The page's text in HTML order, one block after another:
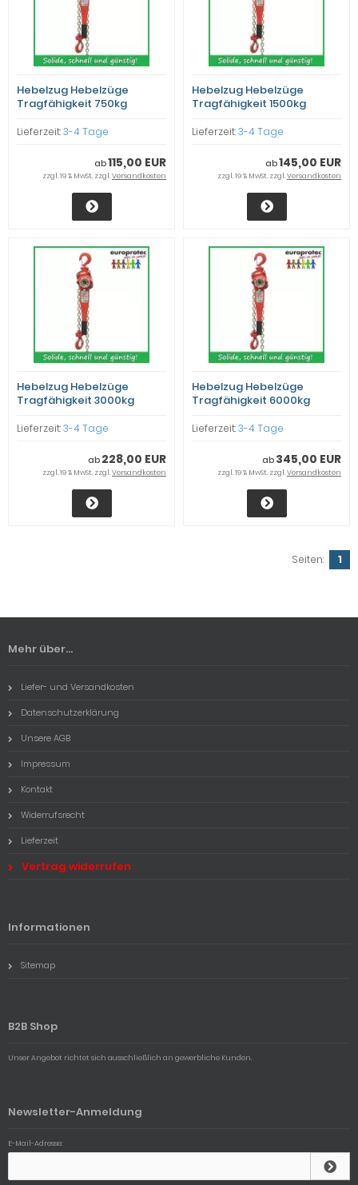
Hebelzug Hebelzüge
Tragfähigkeit 750kg
Lieferzeit:3-4 Tage
ab115,00 EUR
zzgl. 19 % MwSt. zzgl.Versandkosten
Hebelzug Hebelzüge
Tragfähigkeit 1500kg
Lieferzeit:3-4 Tage
ab145,00 EUR
zzgl. 19 % MwSt. zzgl.Versandkosten
Hebelzug Hebelzüge
Tragfähigkeit 3000kg
Lieferzeit:3-4 Tage
ab 228,00 EUR
zzgl. 19 % MwSt. zzgl.Versandkosten
Hebelzug Hebelzüge
Tragfähigkeit 6000kg
Lieferzeit:3-4 Tage
ab 345,00 EUR
zzgl. 19 % MwSt. zzgl.Versandkosten
Seiten: 1
Mehr über...
Liefer- und Versandkosten
Datenschutzerklärung
Unsere AGB
Impressum
Kontakt
Widerrufsrecht
Lieferzeit
Vertrag widerrufen
Informationen
Sitemap
B2B Shop
Unser Angebot richtet sich ausschließlich an gewerbliche Kunden.
Newsletter-Anmeldung
E-Mail-Adresse: